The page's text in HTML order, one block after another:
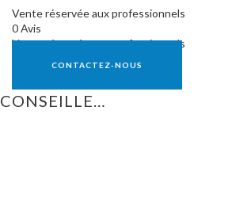
Vente réservée aux professionnels
0 Avis
Vente réservée aux professionnels
CONTACTEZ-NOUS
CONSEILLE…